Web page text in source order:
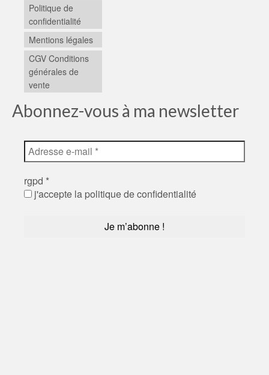
Politique de
confidentialité
Mentions légales
CGV Conditions
générales de
vente
Abonnez-vous à ma newsletter
rgpd *
j'accepte la politique de confidentialité